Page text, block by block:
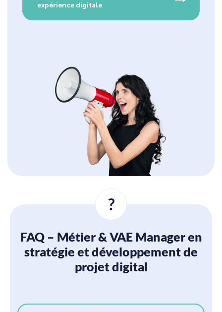
expérience digitale
?
FAQ – Métier & VAE Manager en
stratégie et développement de
projet digital